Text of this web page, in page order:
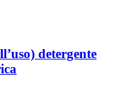
detergente